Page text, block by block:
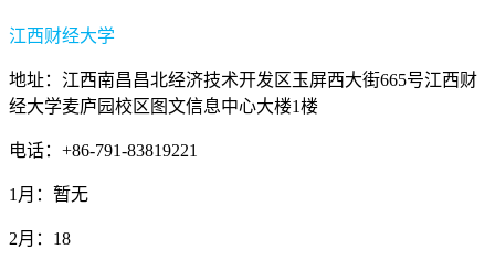
江西财经大学
地址：江西南昌昌北经济技术开发区玉屏西大街665号江西财
经大学麦庐园校区图文信息中心大楼1楼
电话：+86-791-83819221
1月：暂无
2月：18